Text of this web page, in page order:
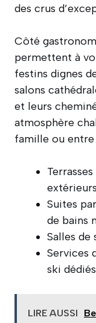
des crus
Côté
permettent à
festins dignes
salons
et leurs
atmosphère
famille ou entre
extérieurs
Suites
de bains
Salles de
Services
ski dédiés
LIRE AUSSI